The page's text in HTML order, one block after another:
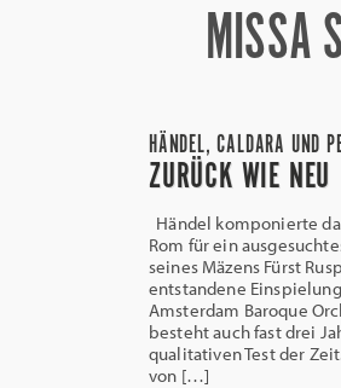
MISSA
HÄNDEL, CALDARA UND
ZURÜCK WIE NEU
Händel komponierte
Rom für ein
seines Mäzens Fürst
entstandene
Amsterdam Baroque
besteht auch fast drei
qualitativen Test der
von […]